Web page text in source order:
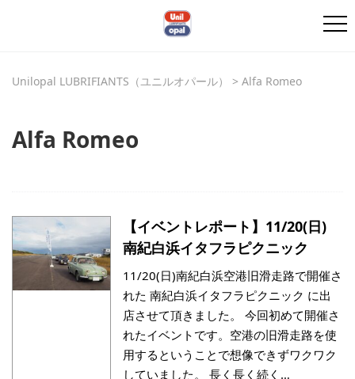
Unilopal LUBRIFIANTS（ユニルオパール） > Alfa Romeo
Alfa Romeo
【イベントレポート】11/20(日)
南紀白浜イタフラピクニック
11/20(日)南紀白浜空港旧滑走路で開催さ
れた 南紀白浜イタフラピクニック に出
店させて頂きました。 今回初めて開催さ
れたイベントです。空港の旧滑走路を使
用するということで想像できずワクワク
していました。 長く長く続く…